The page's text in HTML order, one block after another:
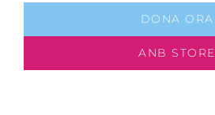
DONA ORA
ANB STORE